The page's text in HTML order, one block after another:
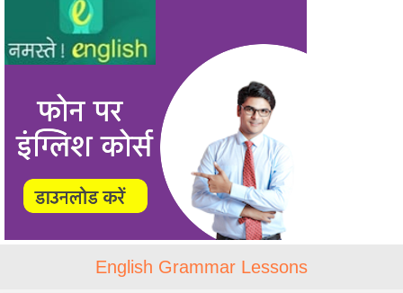
English Grammar Lessons